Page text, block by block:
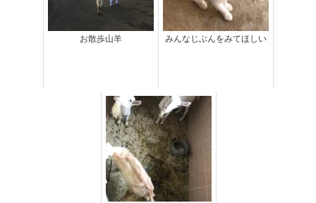
お散歩山羊 みんなじぶんをみてほしい